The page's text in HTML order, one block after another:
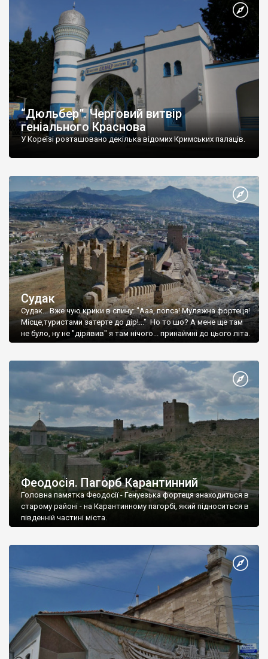
“Дюльбер”. Черговий витвір
геніального Краснова
У Кореїзі розташовано декілька відомих Кримських палаців.
Судак
Судак... Вже чую крики в спину: "Ааа, попса! Муляжна фортеця!
Місце,туристами затерте до дір!..." Но то шо? А мене ще там
не було, ну не "дірявив" я там нічого... принаймні до цього літа.
Феодосія. Пагорб Карантинний
Головна памятка Феодосії - Генуезька фортеця знаходиться в
старому районі - на Карантинному пагорбі, який підноситься в
південній частині міста.